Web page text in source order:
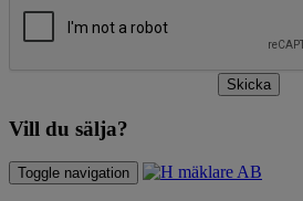
Skicka
Vill du sälja?
Toggle navigation